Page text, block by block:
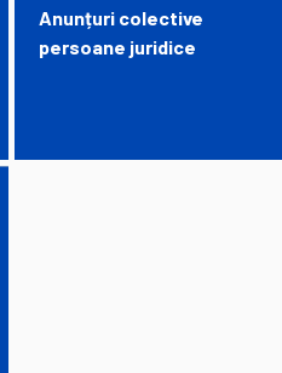
Anunțuri colective
persoane juridice